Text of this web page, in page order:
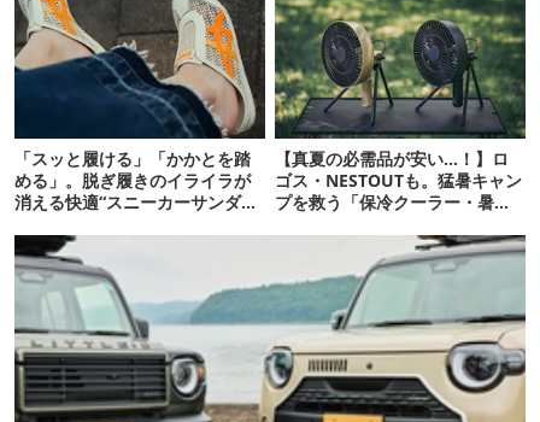
「スッと履ける」「かかとを踏
める」。脱ぎ履きのイライラが
消える快適“スニーカーサンダ
【真夏の必需品が安い…！】ロ
ゴス・NESTOUTも。猛暑キャン
プを救う「保冷クーラー・暑さ